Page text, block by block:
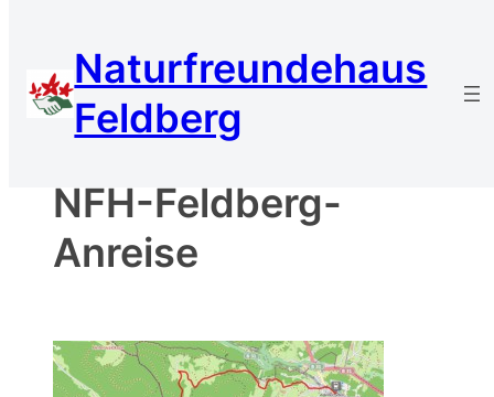
springenNaturfreundehaus
Feldberg
NFH-Feldberg-
Anreise